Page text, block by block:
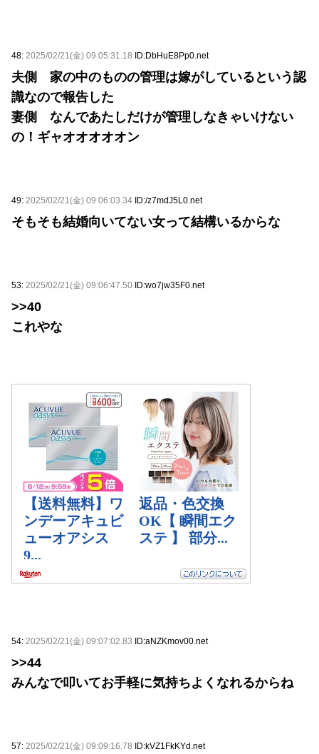
48: 2025/02/21(金) 09:05:31.18 ID:DbHuE8Pp0.net
夫側 家の中のものの管理は嫁がしているという認
識なので報告した
妻側 なんであたしだけが管理しなきゃいけない
の！ギャオオオオオン
49: 2025/02/21(金) 09:06:03.34 ID:/z7mdJ5L0.net
そもそも結婚向いてない女って結構いるからな
53: 2025/02/21(金) 09:06:47.50 ID:wo7jw35F0.net
>>40
これやな
54: 2025/02/21(金) 09:07:02.83 ID:aNZKmov00.net
>>44
みんなで叩いてお手軽に気持ちよくなれるからね
57: 2025/02/21(金) 09:09:16.78 ID:kVZ1FkKYd.net